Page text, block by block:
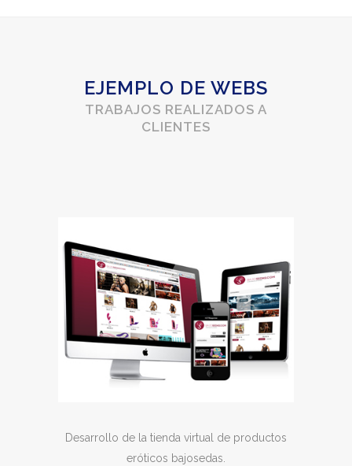
EJEMPLO DE WEBS
TRABAJOS REALIZADOS A
CLIENTES
Desarrollo de la tienda virtual de productos
eróticos bajosedas.